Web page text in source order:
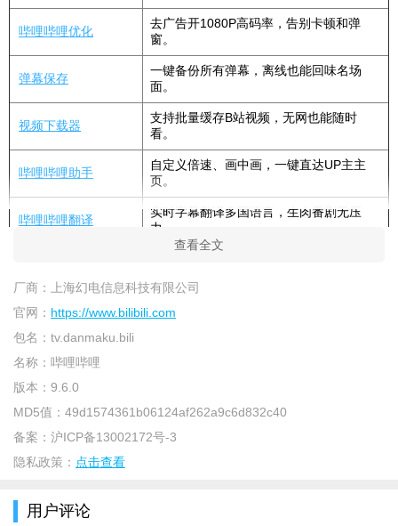
哔哩哔哩优化
去广告开1080P高码率，告别卡顿和弹
窗。
弹幕保存
一键备份所有弹幕，离线也能回味名场
面。
视频下载器
支持批量缓存B站视频，无网也能随时
看。
哔哩哔哩助手
自定义倍速、画中画，一键直达UP主主
页。
哔哩哔哩翻译
实时字幕翻译多国语言，生肉番剧无压
力。
哔哩哔哩漫游最新版特别说明
【安装技巧】请务必卸载官方原版后再安装漫游版，避免签
名冲突导致安装失败。若提示“解析包错误”，请检查下载文件完
整性或Android版本兼容性（推荐Android 8.0+）。
【使用注意】本版仅用于学习交流，请勿登录常用账号，建
议使用小号体验。部分功能（如地区解锁、去广告）可能触发风
控，若遇账号异常请立即停止使用并清除应用数据。
【常见问题】①播放卡顿：在设置中切换“硬解”或调整解码模
弹幕不显示：检查弹幕开关及弹幕服务器地址是否被劫持。
查看全文
厂商：
上海幻电信息科技有限公司
官网： https://www.bilibili.com
包名： tv.danmaku.bili
名称： 哔哩哔哩
版本： 9.6.0
MD5值： 49d1574361b06124af262a9c6d832c40
备案： 沪ICP备13002172号-3
隐私政策： 点击查看
用户评论